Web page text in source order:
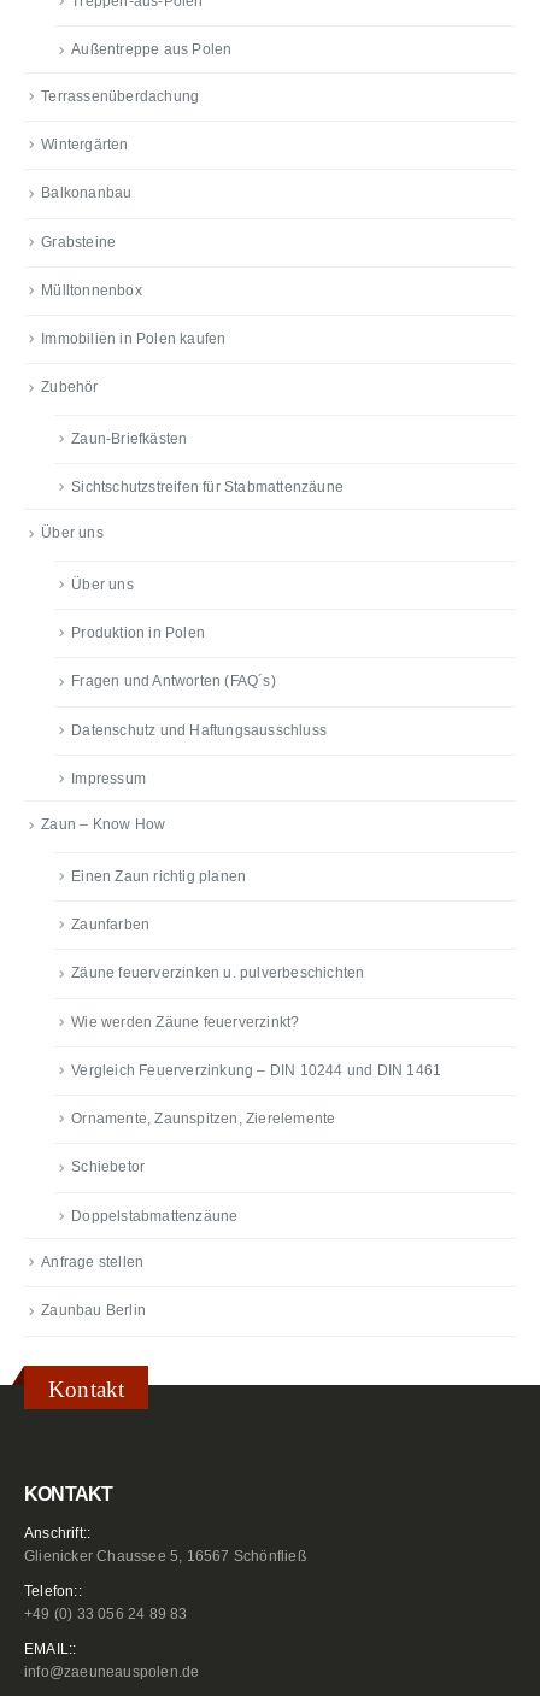
Außentreppe aus Polen
Terrassenüberdachung
Wintergärten
Balkonanbau
Grabsteine
Mülltonnenbox
Immobilien in Polen kaufen
Zubehör
Zaun-Briefkästen
Sichtschutzstreifen für Stabmattenzäune
Über uns
Über uns
Produktion in Polen
Fragen und Antworten (FAQ´s)
Datenschutz und Haftungsausschluss
Impressum
Zaun – Know How
Einen Zaun richtig planen
Zaunfarben
Zäune feuerverzinken u. pulverbeschichten
Wie werden Zäune feuerverzinkt?
Vergleich Feuerverzinkung – DIN 10244 und DIN 1461
Ornamente, Zaunspitzen, Zierelemente
Schiebetor
Doppelstabmattenzäune
Anfrage stellen
Zaunbau Berlin
Kontakt
KONTAKT
Anschrift::
Glienicker Chaussee 5, 16567 Schönfließ
Telefon::
+49 (0) 33 056 24 89 83
EMAIL::
info@zaeuneauspolen.de